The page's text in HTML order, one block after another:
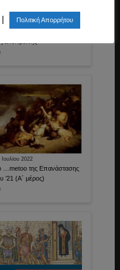
Μαρτίου 2013
Ιουλίου 2022
…metoo της Επανάστασης
’21 (Α΄ μέρος)
| Πολιτική Απορρήτου